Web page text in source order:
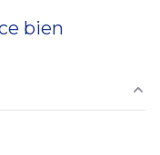
bien